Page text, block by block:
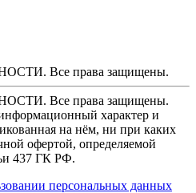
Все права защищены.
Все права защищены.
характер и
на нём, ни при каких
офертой, определяемой
437 ГК РФ.
персональных данных